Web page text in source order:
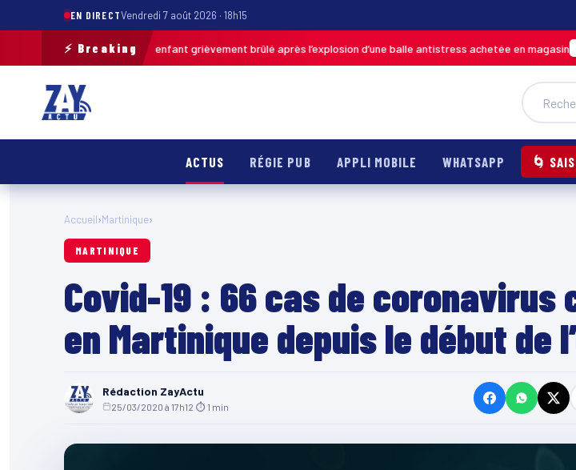
EN DIRECTVendredi 7 août 2026 · 18h15
⚡ Breaking
Pas-de-Calais : un enfant grièvement brûlé après l’explosion d’une balle antistress achetée en magasin
ACTUS RÉGIE PUB APPLI MOBILE WHATSAPP 🌀
Accueil›Martinique›
MARTINIQUE
Covid-19 : 66 cas de coronavirus
en Martinique depuis le début de
Rédaction ZayActu
25/03/2020 à 17h12 ⏱ 1 min